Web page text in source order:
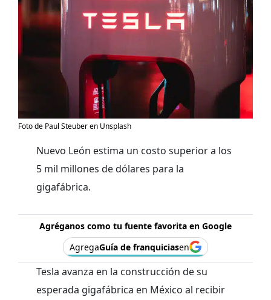
Foto de Paul Steuber en Unsplash
Nuevo León estima un costo superior a los
5 mil millones de dólares para la
gigafábrica.
Agréganos como tu fuente favorita en Google
AgregaGuía de franquiciasen
Tesla avanza en la construcción de su
esperada gigafábrica en México al recibir